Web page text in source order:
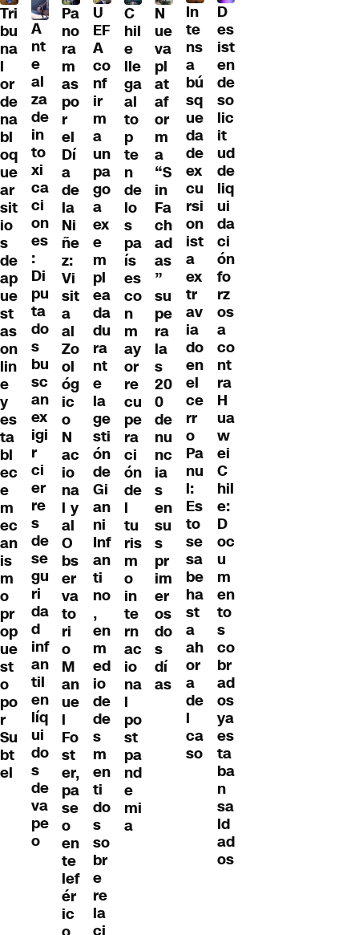
Tri
bu
na
l
or
de
na
bl
oq
ue
ar
sit
io
s
de
ap
ue
st
as
on
lin
e
y
es
ta
bl
ec
e
m
ec
an
is
m
o
pr
op
ue
st
o
po
r
Su
bt
el
A
nt
e
al
za
de
in
to
xi
ca
ci
on
es
:
Di
pu
ta
do
s
bu
sc
an
ex
igi
r
ci
er
re
s
de
se
gu
ri
da
d
inf
an
til
en
líq
ui
do
s
de
va
pe
o
Pa
no
ra
m
as
po
r
el
Dí
a
de
la
Ni
ñe
z:
Vi
sit
a
al
Zo
ol
óg
ic
o
N
ac
io
na
l y
al
O
bs
er
va
to
ri
o
M
an
ue
l
Fo
st
er,
pa
se
o
en
te
lef
ér
ic
U
EF
A
co
nf
ir
m
a
un
pa
go
a
ex
e
m
pl
ea
da
du
ra
nt
e
la
ge
sti
ón
de
Gi
an
ni
Inf
an
ti
no
,
en
m
ed
io
de
de
s
m
en
ti
do
s
so
br
e
re
la
C
hil
e
lle
ga
al
to
p
te
n
de
lo
s
pa
ís
es
co
n
m
ay
or
re
cu
pe
ra
ci
ón
de
l
tu
ris
m
o
in
te
rn
ac
io
na
l
po
st
pa
nd
e
mi
a
N
ue
va
pl
at
af
or
m
a
“S
in
Fa
ch
ad
as
”
su
pe
ra
la
s
20
0
de
nu
nc
ia
s
en
su
s
pr
im
er
os
do
s
dí
as
In
te
ns
a
bú
sq
ue
da
de
ex
cu
rsi
on
ist
a
ex
tr
av
ia
do
en
el
ce
rr
o
Pa
nu
l:
Es
to
se
sa
be
ha
st
a
ah
or
a
de
l
ca
so
D
es
ist
en
de
so
lic
it
ud
de
liq
ui
da
ci
ón
fo
rz
os
a
co
nt
ra
H
ua
w
ei
C
hil
e:
D
oc
u
m
en
to
s
co
br
ad
os
ya
es
ta
ba
n
sa
ld
ad
os